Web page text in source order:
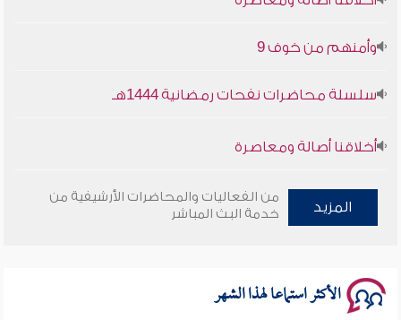
وأمنهم من خوف 9
أخلاقنا أصالة ومعاصرة
سلسلة محاضرات نفحات رمضانية 1444هـ
المزيد
من الفعاليات والمحاضرات الأرشيفية من
خدمة البث المباشر
الأكثر استماعا لهذا الشهر